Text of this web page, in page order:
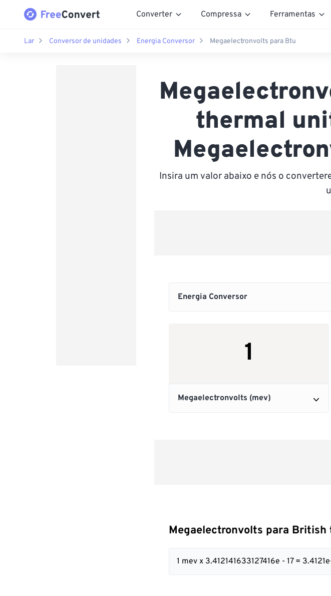
Converter Compressa Ferramentas
Lar Conversor de unidades Energia Conversor Megaelectronvolts para Btu
thermal
Insira um valor abaixo e nós o
Megaelectronvolts para
1 mev x 3.412141633127416e - 17 =